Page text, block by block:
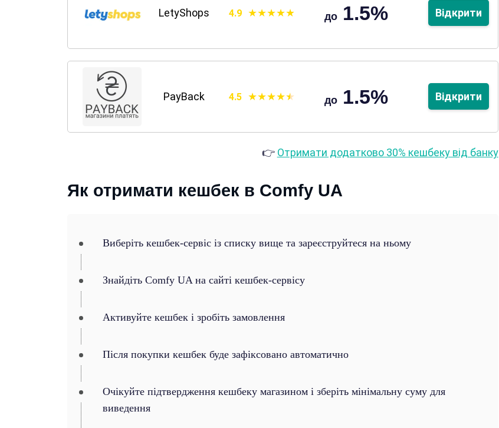
LetyShops 4.9 до 1.5% Відкрити
PayBack 4.5 до 1.5% Відкрити
👉 Отримати додатково 30% кешбеку від банку
Як отримати кешбек в Comfy UA
Виберіть кешбек-сервіс із списку вище та зареєструйтеся на ньому
Знайдіть Comfy UA на сайті кешбек-сервісу
Активуйте кешбек і зробіть замовлення
Після покупки кешбек буде зафіксовано автоматично
Очікуйте підтвердження кешбеку магазином і зберіть мінімальну суму для
виведення